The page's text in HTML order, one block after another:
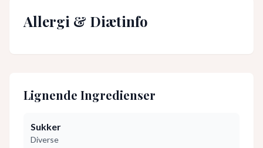
Allergi & Diætinfo
Lignende Ingredienser
Sukker
Diverse